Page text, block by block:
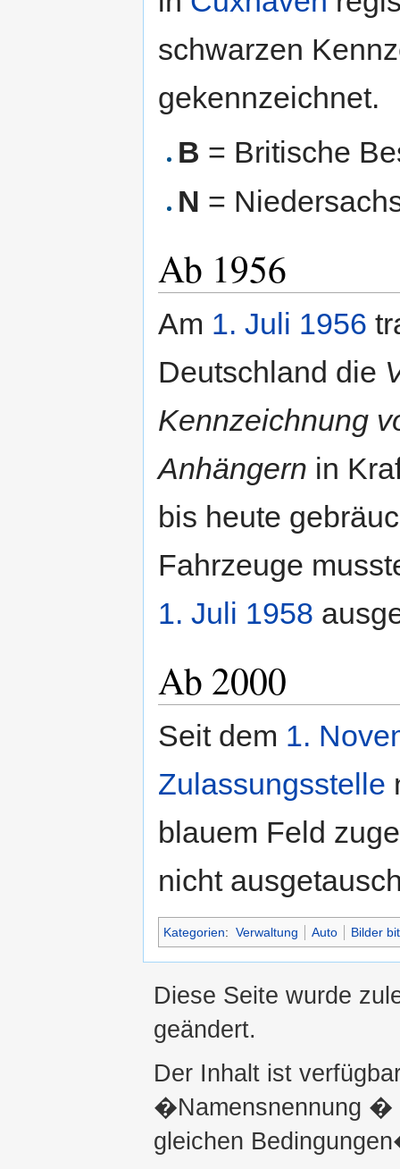
schwarzen
gekennzeichnet.
B = Britische
N =
Ab 1956
Am 1. Juli 1956
Deutschland die
Kennzeichnung
Anhängern in
bis heute
Fahrzeuge
1. Juli 1958
Ab 2000
Seit dem 1.
Zulassungsstelle
blauem Feld
nicht
Kategorien: Verwaltung Auto Bilder
Diese Seite wurde
geändert.
Der Inhalt ist
�Namensnennung �
gleichen